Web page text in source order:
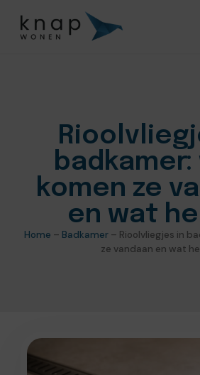
komen ze
en wat
Home – Badkamer – Rioolvliegjes in
ze vandaan en wat